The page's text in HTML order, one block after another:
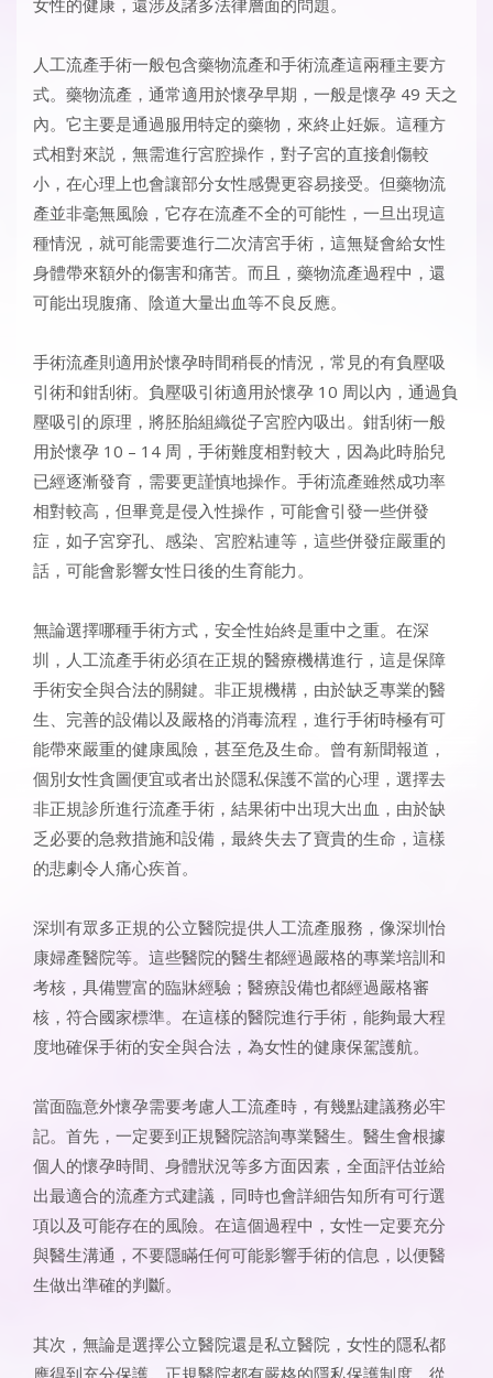
女性的健康，還涉及諸多法律層面的問題。
人工流產手術一般包含藥物流產和手術流產這兩種主要方
式。藥物流產，通常適用於懷孕早期，一般是懷孕 49 天之
內。它主要是通過服用特定的藥物，來終止妊娠。這種方
式相對來説，無需進行宮腔操作，對子宮的直接創傷較
小，在心理上也會讓部分女性感覺更容易接受。但藥物流
產並非毫無風險，它存在流產不全的可能性，一旦出現這
種情況，就可能需要進行二次清宮手術，這無疑會給女性
身體帶來額外的傷害和痛苦。而且，藥物流產過程中，還
可能出現腹痛、陰道大量出血等不良反應。
手術流產則適用於懷孕時間稍長的情況，常見的有負壓吸
引術和鉗刮術。負壓吸引術適用於懷孕 10 周以內，通過負
壓吸引的原理，將胚胎組織從子宮腔內吸出。鉗刮術一般
用於懷孕 10 – 14 周，手術難度相對較大，因為此時胎兒
已經逐漸發育，需要更謹慎地操作。手術流產雖然成功率
相對較高，但畢竟是侵入性操作，可能會引發一些併發
症，如子宮穿孔、感染、宮腔粘連等，這些併發症嚴重的
話，可能會影響女性日後的生育能力。
無論選擇哪種手術方式，安全性始終是重中之重。在深
圳，人工流產手術必須在正規的醫療機構進行，這是保障
手術安全與合法的關鍵。非正規機構，由於缺乏專業的醫
生、完善的設備以及嚴格的消毒流程，進行手術時極有可
能帶來嚴重的健康風險，甚至危及生命。曾有新聞報道，
個別女性貪圖便宜或者出於隱私保護不當的心理，選擇去
非正規診所進行流產手術，結果術中出現大出血，由於缺
乏必要的急救措施和設備，最終失去了寶貴的生命，這樣
的悲劇令人痛心疾首。
深圳有眾多正規的公立醫院提供人工流產服務，像深圳怡
康婦產醫院等。這些醫院的醫生都經過嚴格的專業培訓和
考核，具備豐富的臨牀經驗；醫療設備也都經過嚴格審
核，符合國家標準。在這樣的醫院進行手術，能夠最大程
度地確保手術的安全與合法，為女性的健康保駕護航。
當面臨意外懷孕需要考慮人工流產時，有幾點建議務必牢
記。首先，一定要到正規醫院諮詢專業醫生。醫生會根據
個人的懷孕時間、身體狀況等多方面因素，全面評估並給
出最適合的流產方式建議，同時也會詳細告知所有可行選
項以及可能存在的風險。在這個過程中，女性一定要充分
與醫生溝通，不要隱瞞任何可能影響手術的信息，以便醫
生做出準確的判斷。
其次，無論是選擇公立醫院還是私立醫院，女性的隱私都